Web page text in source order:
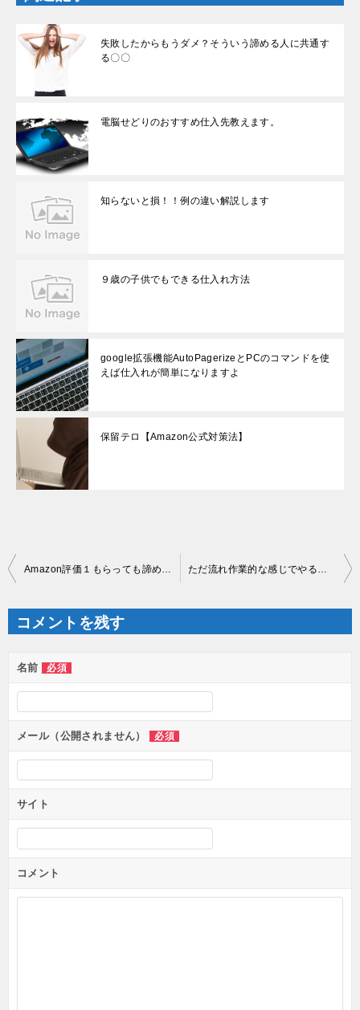
で
き
ま
す
失敗したからもうダメ？そういう諦める人に共通す
る〇〇
電脳せどりのおすすめ仕入先教えます。
知らないと損！！例の違い解説します
９歳の子供でもできる仕入れ方法
google拡張機能AutoPagerizeとPCのコマンドを使
えば仕入れが簡単になりますよ
保留テロ【Amazon公式対策法】
投
稿
ナ
ゲ
ー
シ
ン
コメントを残す
名前 必須
メール（公開されません） 必須
サイト
コメント